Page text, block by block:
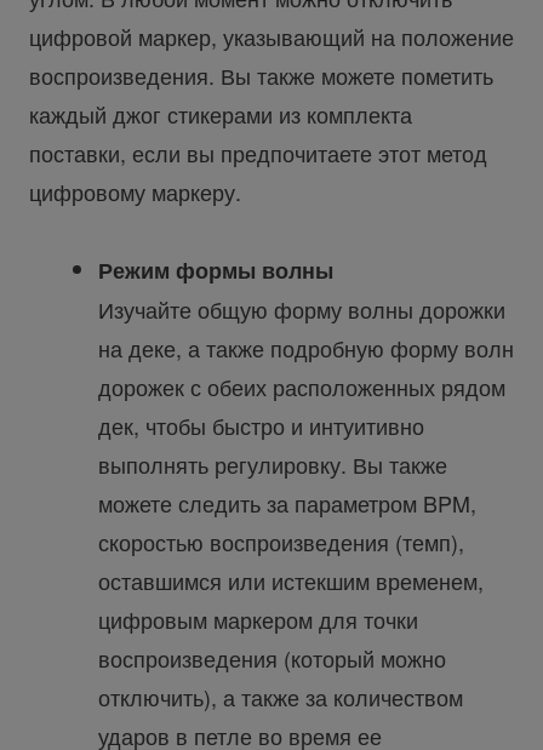
цифровой маркер, указывающий на положение
воспроизведения. Вы также можете пометить
каждый джог стикерами из комплекта
поставки, если вы предпочитаете этот метод
цифровому маркеру.
Режим формы волны
Изучайте общую форму волны дорожки
на деке, а также подробную форму волн
дорожек с обеих расположенных рядом
дек, чтобы быстро и интуитивно
выполнять регулировку. Вы также
можете следить за параметром BPM,
скоростью воспроизведения (темп),
оставшимся или истекшим временем,
цифровым маркером для точки
воспроизведения (который можно
отключить), а также за количеством
ударов в петле во время ее